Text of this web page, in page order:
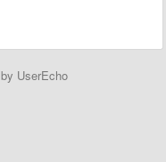
by UserEcho